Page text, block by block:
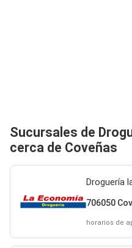
Sucursales de
cerca de Coveñas
Droguería
706050
horarios de